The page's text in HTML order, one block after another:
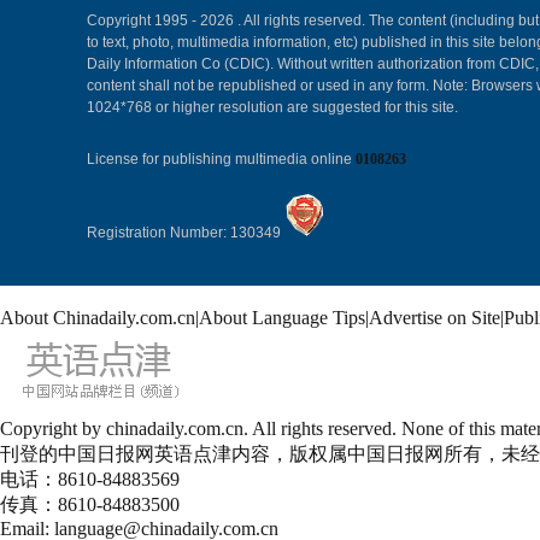
Copyright 1995 - 2026 . All rights reserved. The content (including
to text, photo, multimedia information, etc) published in this site
Daily Information Co (CDIC). Without written authorization from
content shall not be republished or used in any form. Note: Browsers
1024*768 or higher resolution are suggested for this site.
License for publishing multimedia online 0108263
Registration Number: 130349
About Chinadaily.com.cn|About Language Tips|Advertise on Site|
Copyright by chinadaily.com.cn. All rights reserved. None of this
刊登的中国日报网英语点津内容，版权属中国日报网所有，未
电话：8610-84883569
传真：8610-84883500
Email: language@chinadaily.com.cn